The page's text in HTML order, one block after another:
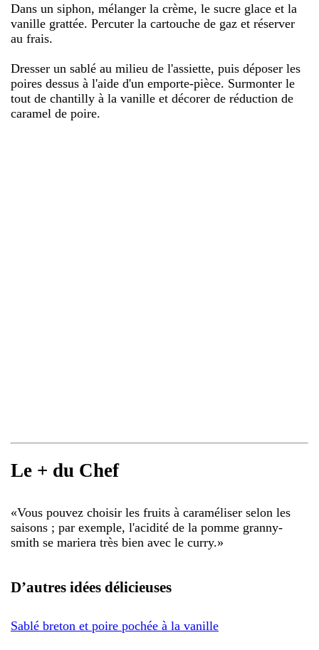
Dans un siphon, mélanger la crème, le sucre glace et la
vanille grattée. Percuter la cartouche de gaz et réserver
au frais.
Dresser un sablé au milieu de l'assiette, puis déposer les
poires dessus à l'aide d'un emporte-pièce. Surmonter le
tout de chantilly à la vanille et décorer de réduction de
caramel de poire.
Le + du Chef
«Vous pouvez choisir les fruits à caraméliser selon les
saisons ; par exemple, l'acidité de la pomme granny-
smith se mariera très bien avec le curry.»
D’autres idées délicieuses
Sablé breton et poire pochée à la vanille